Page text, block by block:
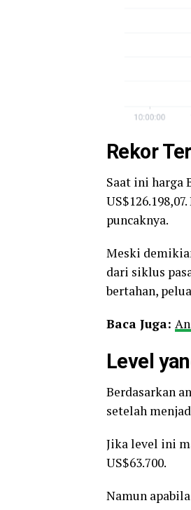
Rekor
Saat ini harga
puncaknya.
Meski
dari siklus
bertahan,
Baca Juga:
Level
Berdasarkan
setelah
Jika level ini
US$63.700.
Namun